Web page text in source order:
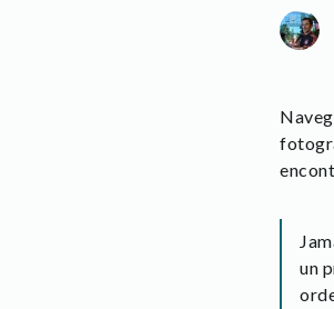
un